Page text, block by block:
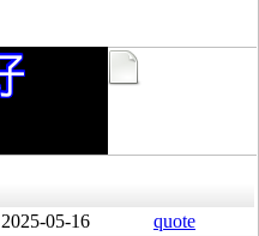
2025-05-16 quote